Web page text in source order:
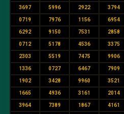
3697 5996 2922 3794
0719 7976 1156 6954
6292 9150 7531 2858
0712 5178 4536 3375
2303 5519 7475 9906
1336 0727 6467 7909
1902 3428 9960 3521
1665 4936 3161 2014
3964 7389 1867 4161